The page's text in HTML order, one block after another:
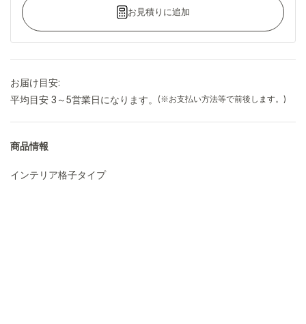
お見積りに追加
お届け目安:
平均目安 3～5営業日になります。
(※お支払い方法等で前後します。)
商品情報
インテリア格子タイプ